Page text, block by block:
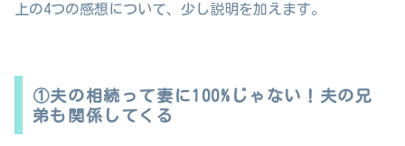
上の4つの感想について、少し説明を加えます。
①夫の相続って妻に100%じゃない！夫の兄
弟も関係してくる